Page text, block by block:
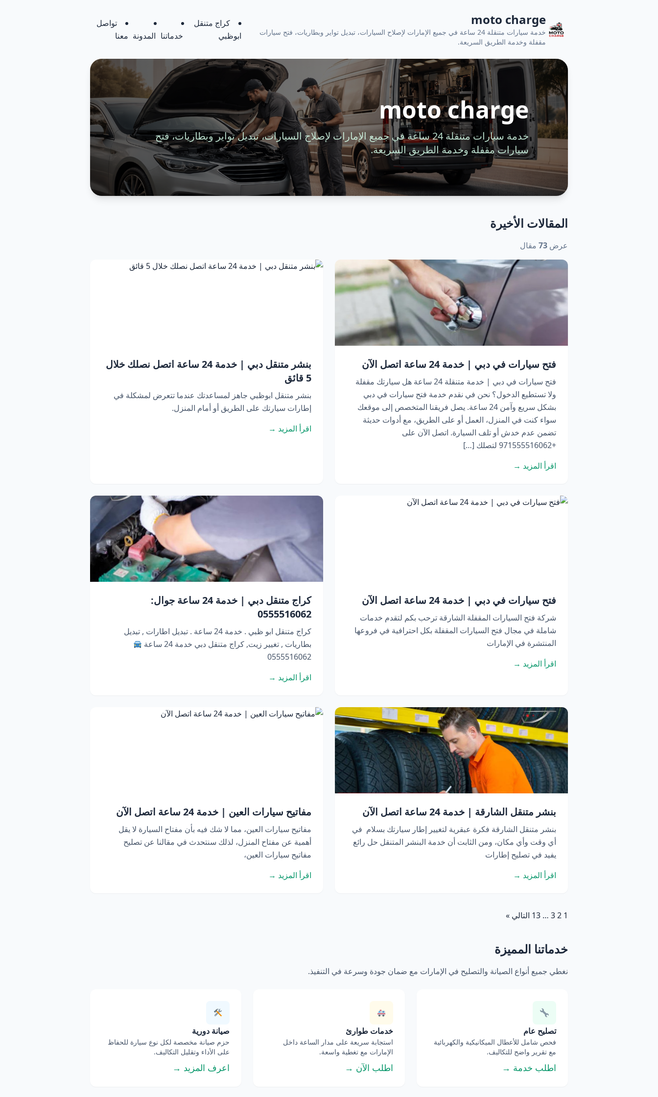
moto charge
خدمة سيارات متنقلة 24 ساعة في جميع الإمارات لإصلاح السيارات، تبديل تواير وبطاريات، فتح سيارات
مقفلة وخدمة الطريق السريعة.
كراج متنقل
ابوظبي
خدماتنا المدونة
تواصل
معنا
moto charge
خدمة سيارات متنقلة 24 ساعة في جميع الإمارات لإصلاح السيارات، تبديل تواير وبطاريات، فتح
سيارات مقفلة وخدمة الطريق السريعة.
المقالات الأخيرة
عرض 73 مقال
فتح سيارات في دبي | خدمة 24 ساعة اتصل الآن
فتح سيارات في دبي | خدمة متنقلة 24 ساعة هل سيارتك مقفلة
ولا تستطيع الدخول؟ نحن في نقدم خدمة فتح سيارات في دبي
بشكل سريع وآمن 24 ساعة. يصل فريقنا المتخصص إلى موقعك
سواء كنت في المنزل، العمل أو على الطريق، مع أدوات حديثة
تضمن عدم خدش أو تلف السيارة. اتصل الآن على
+971555516062 لتصلك […]
اقرأ المزيد →
بنشر متنقل دبي | خدمة 24 ساعة اتصل نصلك خلال
5 قائق
بنشر متنقل ابوظبي جاهز لمساعدتك عندما تتعرض لمشكلة في
إطارات سيارتك على الطريق أو أمام المنزل.
اقرأ المزيد →
فتح سيارات في دبي | خدمة 24 ساعة اتصل الآن
شركة فتح السيارات المقفلة الشارقة ترحب بكم لتقدم خدمات
شاملة في مجال فتح السيارات المقفلة بكل احترافية في فروعها
المنتشرة في الإمارات
اقرأ المزيد →
كراج متنقل دبي | خدمة 24 ساعة جوال:
0555516062
كراج متنقل ابو ظبي . خدمة 24 ساعة . تبديل اطارات , تبديل
بطاريات , تغيير زيت, كراج متنقل دبي خدمة 24 ساعة
0555516062
اقرأ المزيد →
بنشر متنقل الشارقة | خدمة 24 ساعة اتصل الآن
بنشر متنقل الشارقة فكرة عبقرية لتغيير إطار سيارتك بسلام في
أي وقت وأي مكان، ومن الثابت أن خدمة البنشر المتنقل حل رائع
يفيد في تصليح إطارات
اقرأ المزيد →
مفاتيح سيارات العين | خدمة 24 ساعة اتصل الآن
مفاتيح سيارات العين، مما لا شك فيه بأن مفتاح السيارة لا يقل
أهمية عن مفتاح المنزل، لذلك سنتحدث في مقالنا عن تصليح
مفاتيح سيارات العين،
اقرأ المزيد →
1
2
3
…
13 التالي »
خدماتنا المميزة
نغطي جميع أنواع الصيانة والتصليح في الإمارات مع ضمان جودة وسرعة في التنفيذ.
تصليح عام
فحص شامل للأعطال الميكانيكية والكهربائية
مع تقرير واضح للتكاليف.
اطلب خدمة →
خدمات طوارئ
استجابة سريعة على مدار الساعة داخل
الإمارات مع تغطية واسعة.
اطلب الآن →
صيانة دورية
حزم صيانة مخصصة لكل نوع سيارة للحفاظ
على الأداء وتقليل التكاليف.
اعرف المزيد →